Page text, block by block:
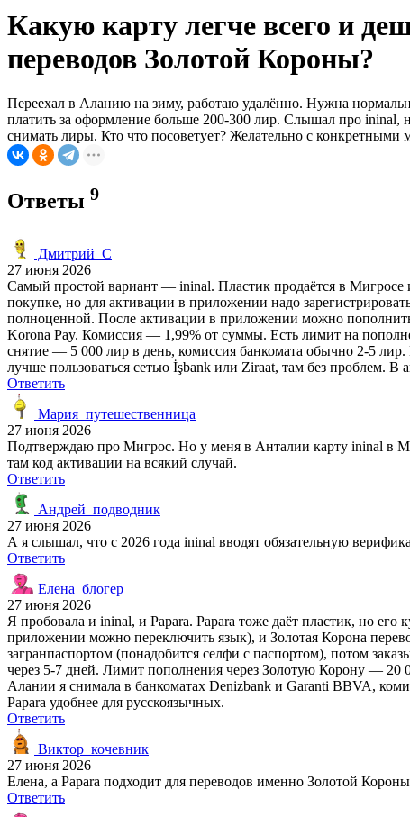
Какую карту легче всего и
переводов Золотой Короны?
Переехал в Аланию на зиму, работаю удалённо. Нужна
платить за оформление больше 200-300 лир. Слышал про ininal,
снимать лиры. Кто что посоветует? Желательно с конкретными
Ответы 9
Дмитрий_С
27 июня 2026
Самый простой вариант — ininal. Пластик продаётся в Мигросе
покупке, но для активации в приложении надо
полноценной. После активации в приложении можно
Korona Pay. Комиссия — 1,99% от суммы. Есть лимит на
снятие — 5 000 лир в день, комиссия банкомата обычно 2-5
лучше пользоваться сетью İşbank или Ziraat, там без проблем.
Ответить
Мария_путешественница
27 июня 2026
Подтверждаю про Мигрос. Но у меня в Анталии карту ininal в
там код активации на всякий случай.
Ответить
Андрей_подводник
27 июня 2026
А я слышал, что с 2026 года ininal вводят обязательную
Ответить
Елена_блогер
27 июня 2026
Я пробовала и ininal, и Papara. Papara тоже даёт пластик, но
приложении можно переключить язык), и Золотая Корона
загранпаспортом (понадобится селфи с паспортом), потом
через 5-7 дней. Лимит пополнения через Золотую Корону — 20
Алании я снимала в банкоматах Denizbank и Garanti BBVA,
Papara удобнее для русскоязычных.
Ответить
Виктор_кочевник
27 июня 2026
Елена, а Papara подходит для переводов именно Золотой
Ответить